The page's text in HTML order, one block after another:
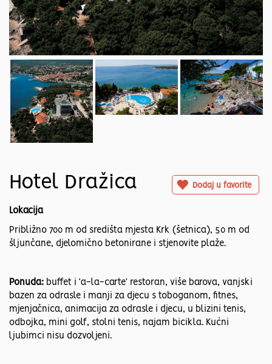
Hotel Dražica Dodaj u favorite
Lokacija
Približno 700 m od središta mjesta Krk (šetnica), 50 m od
šljunčane, djelomično betonirane i stjenovite plaže.
Ponuda: buffet i ‘a-la-carte’ restoran, više barova, vanjski
bazen za odrasle i manji za djecu s toboganom, fitnes,
mjenjačnica, animacija za odrasle i djecu, u blizini tenis,
odbojka, mini golf, stolni tenis, najam bicikla. Kućni
ljubimci nisu dozvoljeni.